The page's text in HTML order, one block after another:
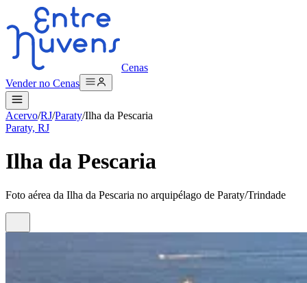
Cenas
Vender no Cenas
Acervo/RJ/Paraty/Ilha da Pescaria
Paraty, RJ
Ilha da Pescaria
Foto aérea da Ilha da Pescaria no arquipélago de Paraty/Trindade